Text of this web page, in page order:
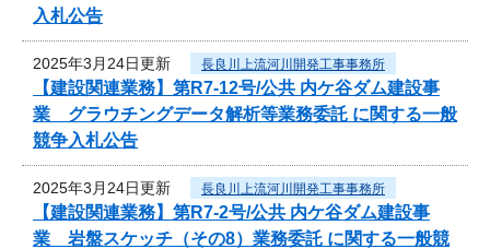
入札公告
2025年3月24日更新 長良川上流河川開発工事事務所
【建設関連業務】第R7-12号/公共 内ケ谷ダム建設事
業 グラウチングデータ解析等業務委託 に関する一般
競争入札公告
2025年3月24日更新 長良川上流河川開発工事事務所
【建設関連業務】第R7-2号/公共 内ケ谷ダム建設事
業 岩盤スケッチ（その8）業務委託 に関する一般競